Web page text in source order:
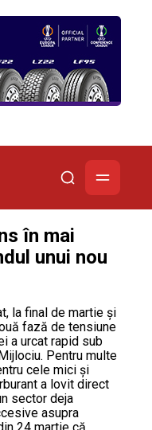
în mai
unui nou
la final de martie și
fază de tensiune
a urcat rapid sub
Pentru multe
cele mici și
a lovit direct
sector deja
asupra